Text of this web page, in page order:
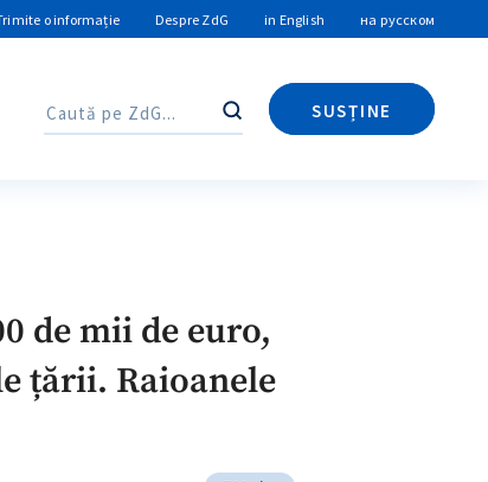
o informație Despre ZdG in English на русском
Caută
SUSȚINE
Caută
de mii de euro,
țării. Raioanele